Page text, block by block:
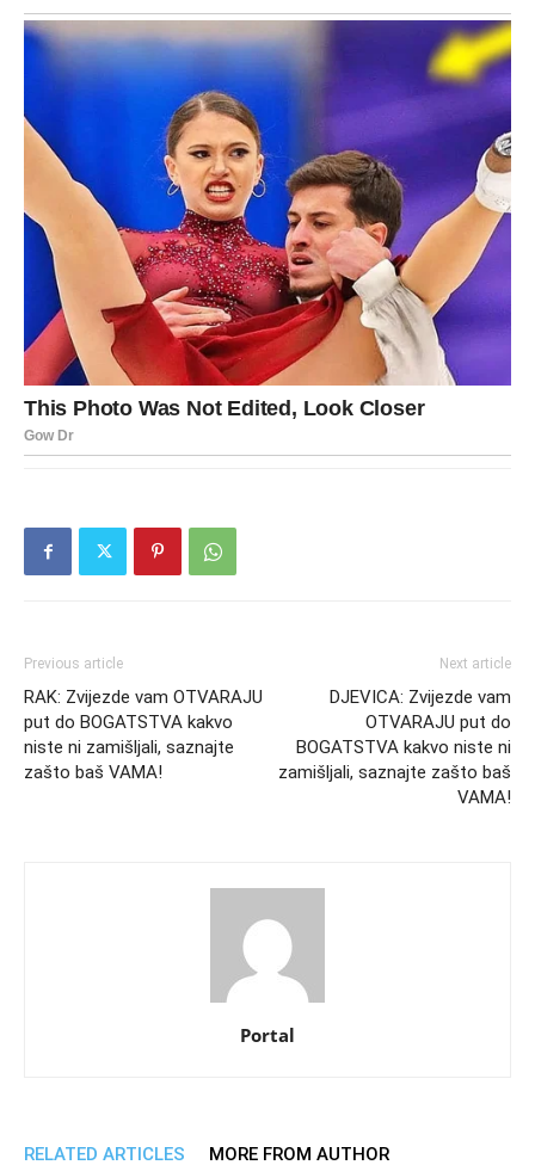
Previous article
RAK: Zvijezde vam OTVARAJU
put do BOGATSTVA kakvo
niste ni zamišljali, saznajte
zašto baš VAMA!
Next article
DJEVICA: Zvijezde vam
OTVARAJU put do
BOGATSTVA kakvo niste ni
zamišljali, saznajte zašto baš
VAMA!
Portal
RELATED ARTICLES MORE FROM AUTHOR